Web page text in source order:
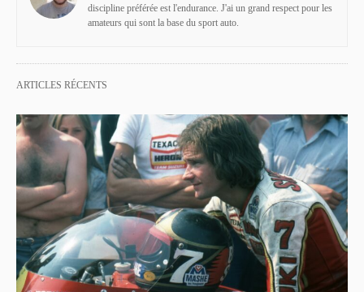
discipline préférée est l'endurance. J'ai un grand respect pour les
amateurs qui sont la base du sport auto.
ARTICLES RÉCENTS